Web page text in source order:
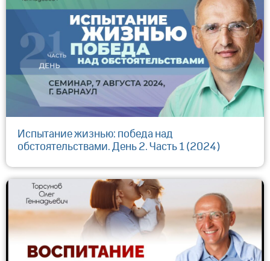
Испытание жизнью: победа над
обстоятельствами. День 2. Часть 1 (2024)